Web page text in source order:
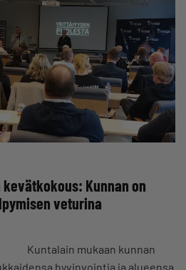
Kunnan on
veturina
kunnan
hyvinvointia ja alueensa